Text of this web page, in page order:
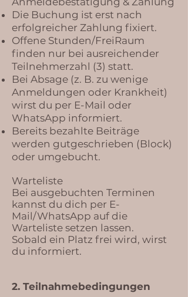
Die Buchung ist erst nach
erfolgreicher Zahlung fixiert.
Offene Stunden/FreiRaum
finden nur bei ausreichender
Teilnehmerzahl (3) statt.
Bei Absage (z. B. zu wenige
Anmeldungen oder Krankheit)
wirst du per E-Mail oder
WhatsApp informiert.
Bereits bezahlte Beiträge
werden gutgeschrieben (Block)
oder umgebucht.
Warteliste
Bei ausgebuchten Terminen
kannst du dich per E-
Mail/WhatsApp auf die
Warteliste setzen lassen.
Sobald ein Platz frei wird, wirst
du informiert.
2. Teilnahmebedingungen